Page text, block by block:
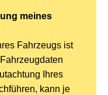
meines
Fahrzeugs ist
Ihres
kann je